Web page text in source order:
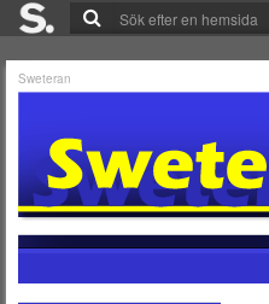
Sweteran